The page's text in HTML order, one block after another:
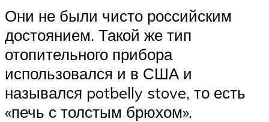
Они не были чисто российским
достоянием. Такой же тип
отопительного прибора
использовался и в США и
назывался potbelly stove, то есть
«печь с толстым брюхом».